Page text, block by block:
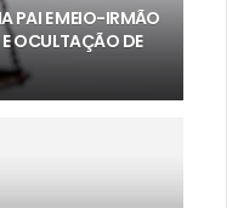
PAI E MEIO-IRMÃO
OCULTAÇÃO DE